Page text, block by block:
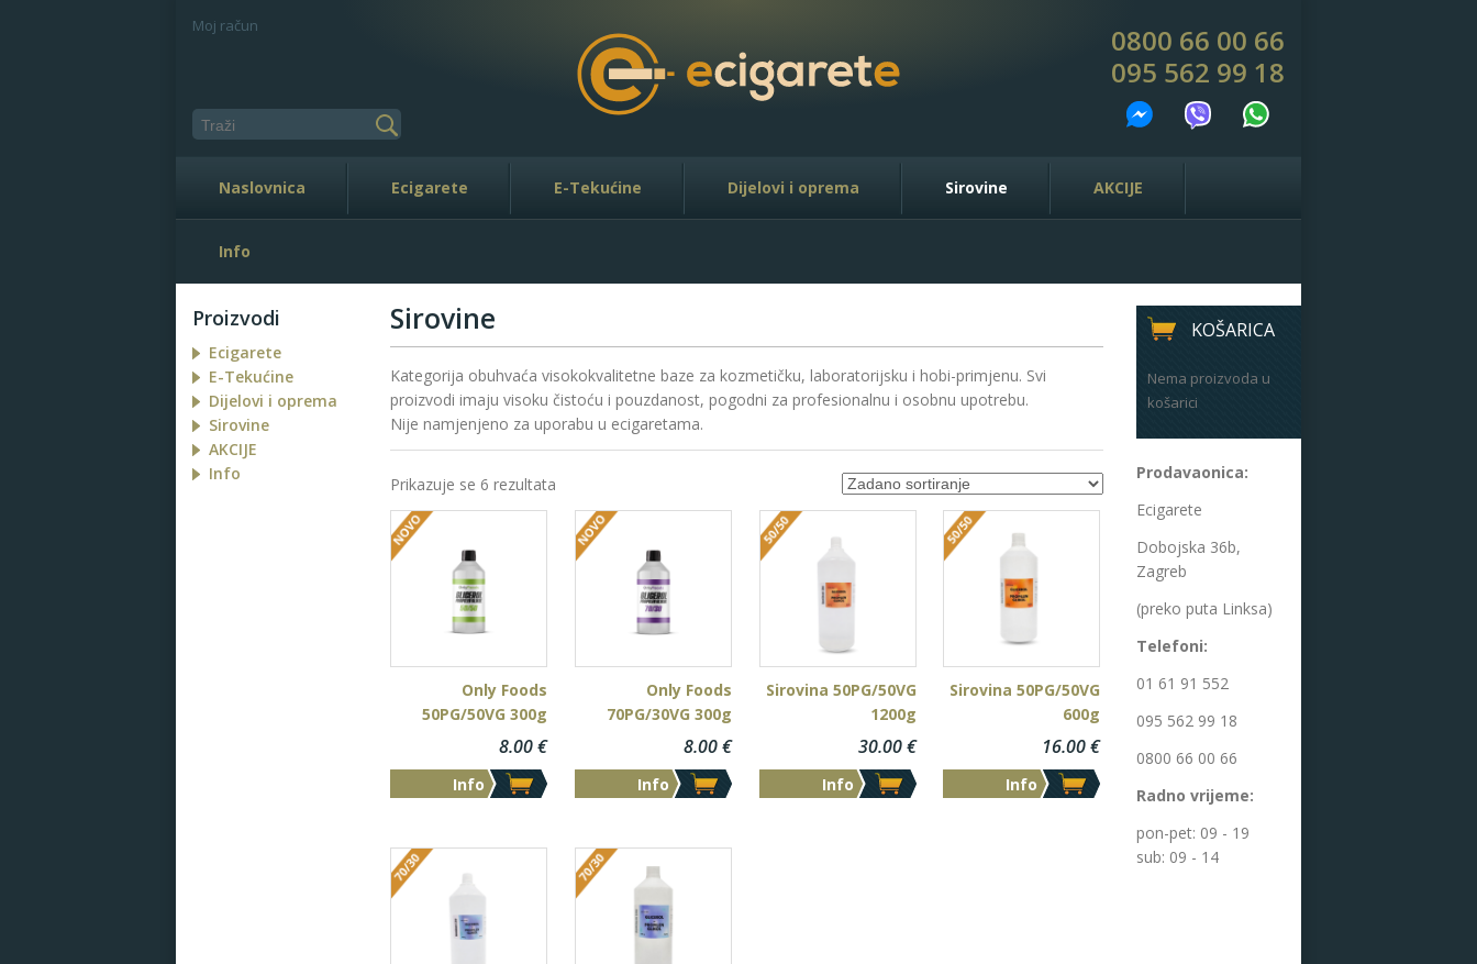
Moj račun
0800 66 00 66
095 562 99 18
Naslovnica Ecigarete E-Tekućine Dijelovi i oprema Sirovine AKCIJE
Info
Proizvodi
Ecigarete
E-Tekućine
Dijelovi i oprema
Sirovine
AKCIJE
Info
Sirovine
Kategorija obuhvaća visokokvalitetne baze za kozmetičku, laboratorijsku i hobi-primjenu. Svi
proizvodi imaju visoku čistoću i pouzdanost, pogodni za profesionalnu i osobnu upotrebu.
Nije namjenjeno za uporabu u ecigaretama.
Prikazuje se 6 rezultata
Only Foods
50PG/50VG 300g
8.00€
Info
Only Foods
70PG/30VG 300g
8.00€
Info
Sirovina 50PG/50VG
1200g
30.00€
Info
Sirovina 50PG/50VG
600g
16.00€
Info
KOŠARICA
Nema proizvoda u
košarici
Prodavaonica:
Ecigarete
Dobojska 36b,
Zagreb
(preko puta Linksa)
Telefoni:
01 61 91 552
095 562 99 18
0800 66 00 66
Radno vrijeme:
pon-pet: 09 - 19
sub: 09 - 14